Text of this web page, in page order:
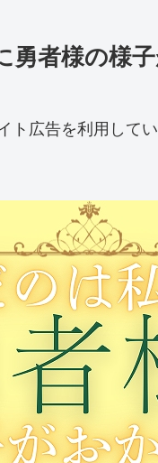
勇者様の
ト広告を利用して